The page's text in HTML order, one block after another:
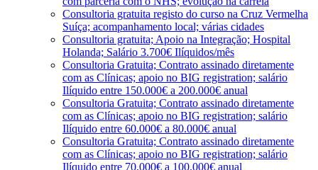
Consultoria gratuita registo do curso na Cruz Vermelha
Suíça; acompanhamento local; várias cidades
Consultoria gratuita; Apoio na Integração; Hospital
Holanda; Salário 3.700€ Ilíquidos/mês
Consultoria Gratuita; Contrato assinado diretamente
com as Clínicas; apoio no BIG registration; salário
Ilíquido entre 150.000€ a 200.000€ anual
Consultoria Gratuita; Contrato assinado diretamente
com as Clínicas; apoio no BIG registration; salário
Ilíquido entre 60.000€ a 80.000€ anual
Consultoria Gratuita; Contrato assinado diretamente
com as Clínicas; apoio no BIG registration; salário
Ilíquido entre 70.000€ a 100.000€ anual